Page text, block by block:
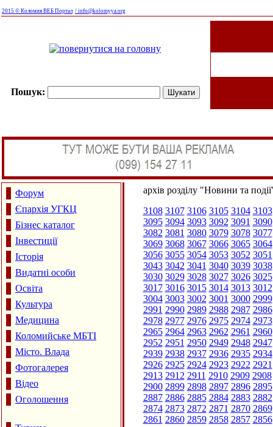
2015 © Коломия ВЕБ Портал / info@kolomyya.org
Пошук:
Форум
Єпархія УГКЦ
Бізнес каталог
Інвестиції
Історія
Видатні особи
Освіта
Культура
Медицина
Коломийське МБТІ
Місто. Влада
Фотогалерея
Відео
Оголошення
архів розділу "Новини та
3108 3107 3106 3105 3104 3103
3095 3094 3093 3092 3091 3090
3082 3081 3080 3079 3078 3077
3069 3068 3067 3066 3065 3064
3056 3055 3054 3053 3052 3051
3043 3042 3041 3040 3039 3038
3030 3029 3028 3027 3026 3025
3017 3016 3015 3014 3013 3012
3004 3003 3002 3001 3000 2999
2991 2990 2989 2988 2987 2986
2978 2977 2976 2975 2974 2973
2965 2964 2963 2962 2961 2960
2952 2951 2950 2949 2948 2947
2939 2938 2937 2936 2935 2934
2926 2925 2924 2923 2922 2921
2913 2912 2911 2910 2909 2908
2900 2899 2898 2897 2896 2895
2887 2886 2885 2884 2883 2882
2874 2873 2872 2871 2870 2869
2861 2860 2859 2858 2857 2856